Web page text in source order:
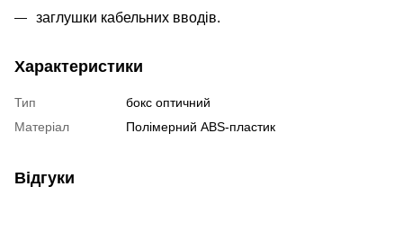
заглушки кабельних вводів.
Характеристики
Тип
бокс оптичний
Матеріал
Полімерний ABS-пластик
Відгуки